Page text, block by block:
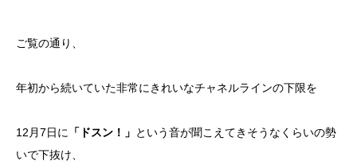
ご覧の通り、
年初から続いていた非常にきれいなチャネルラインの下限を
12月7日に 「ドスン！」 という音が聞こえてきそうなくらいの勢
いで下抜け、